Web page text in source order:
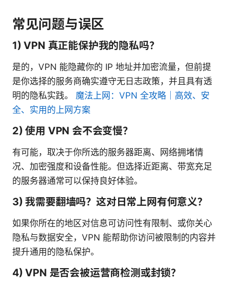
常见问题与误区
1) VPN 真正能保护我的隐私吗？
是的，VPN 能隐藏你的 IP 地址并加密流量，但前提
是你选择的服务商确实遵守无日志政策，并且具有透
明的隐私实践。 魔法上网：VPN 全攻略｜高效、安
全、实用的上网方案
2) 使用 VPN 会不会变慢？
有可能，取决于你所选的服务器距离、网络拥堵情
况、加密强度和设备性能。但选择近距离、带宽充足
的服务器通常可以保持良好体验。
3) 我需要翻墙吗？这对日常上网有何意义？
如果你所在的地区对信息可访问性有限制、或你关心
隐私与数据安全，VPN 能帮助你访问被限制的内容并
提升通用的隐私保护。
4) VPN 是否会被运营商检测或封锁？